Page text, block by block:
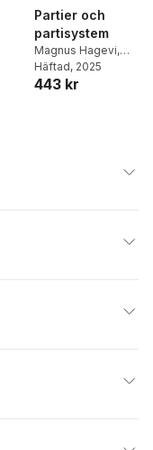
Partier och
partisystem
Magnus Hagevi,
Nicholas Aylott
Barrling,
Karl Loxbo
Madestam,Lars Nord
Häftad, 2025
443 kr